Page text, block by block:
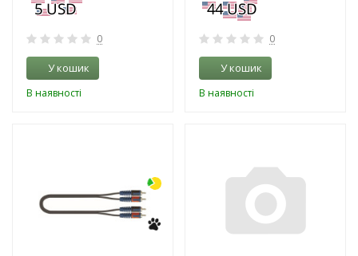
0
У кошик
В наявності
0
У кошик
В наявності